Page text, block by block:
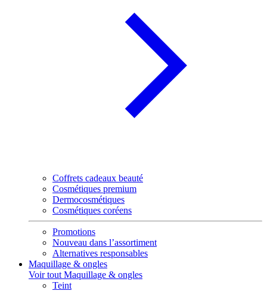
Coffrets cadeaux beauté
Cosmétiques premium
Dermocosmétiques
Cosmétiques coréens
Promotions
Nouveau dans l’assortiment
Alternatives responsables
Maquillage & ongles
Voir tout Maquillage & ongles
Teint